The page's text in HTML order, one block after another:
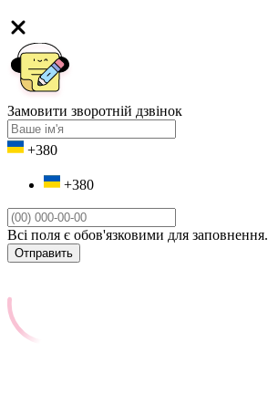
Замовити зворотній дзвінок
+380
+380
Всі поля є обов'язковими для заповнення.
Отправить